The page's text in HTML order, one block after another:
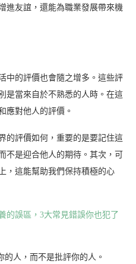
進友誼，還能為職業發展帶來機
中的評價也會隨之增多。這些評
是當來自於不熟悉的人時。在這
應對他人的評價。
的評價如何，重要的是要記住這
不是迎合他人的期待。其次，可
，這能幫助我們保持積極的心
的誤區，3大常見錯誤你也犯了
人，而不是批評你的人。